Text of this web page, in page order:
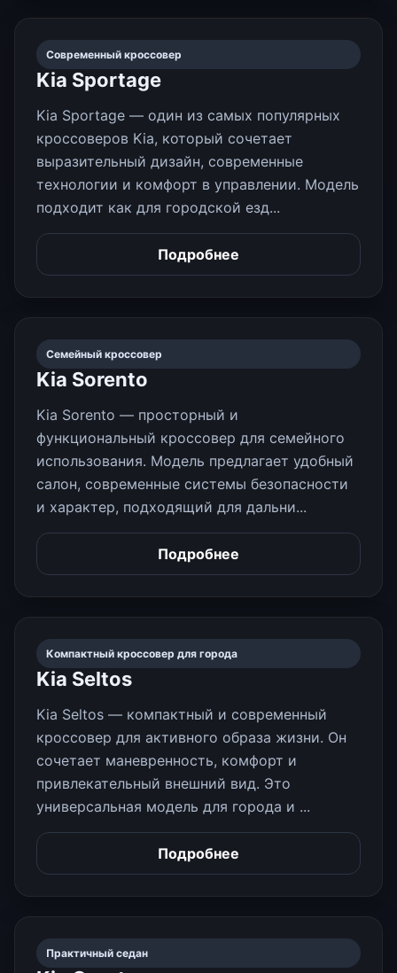
Современный кроссовер
Kia Sportage
Kia Sportage — один из самых популярных
кроссоверов Kia, который сочетает
выразительный дизайн, современные
технологии и комфорт в управлении. Модель
подходит как для городской езд...
Подробнее
Семейный кроссовер
Kia Sorento
Kia Sorento — просторный и
функциональный кроссовер для семейного
использования. Модель предлагает удобный
салон, современные системы безопасности
и характер, подходящий для дальни...
Подробнее
Компактный кроссовер для города
Kia Seltos
Kia Seltos — компактный и современный
кроссовер для активного образа жизни. Он
сочетает маневренность, комфорт и
привлекательный внешний вид. Это
универсальная модель для города и ...
Подробнее
Практичный седан